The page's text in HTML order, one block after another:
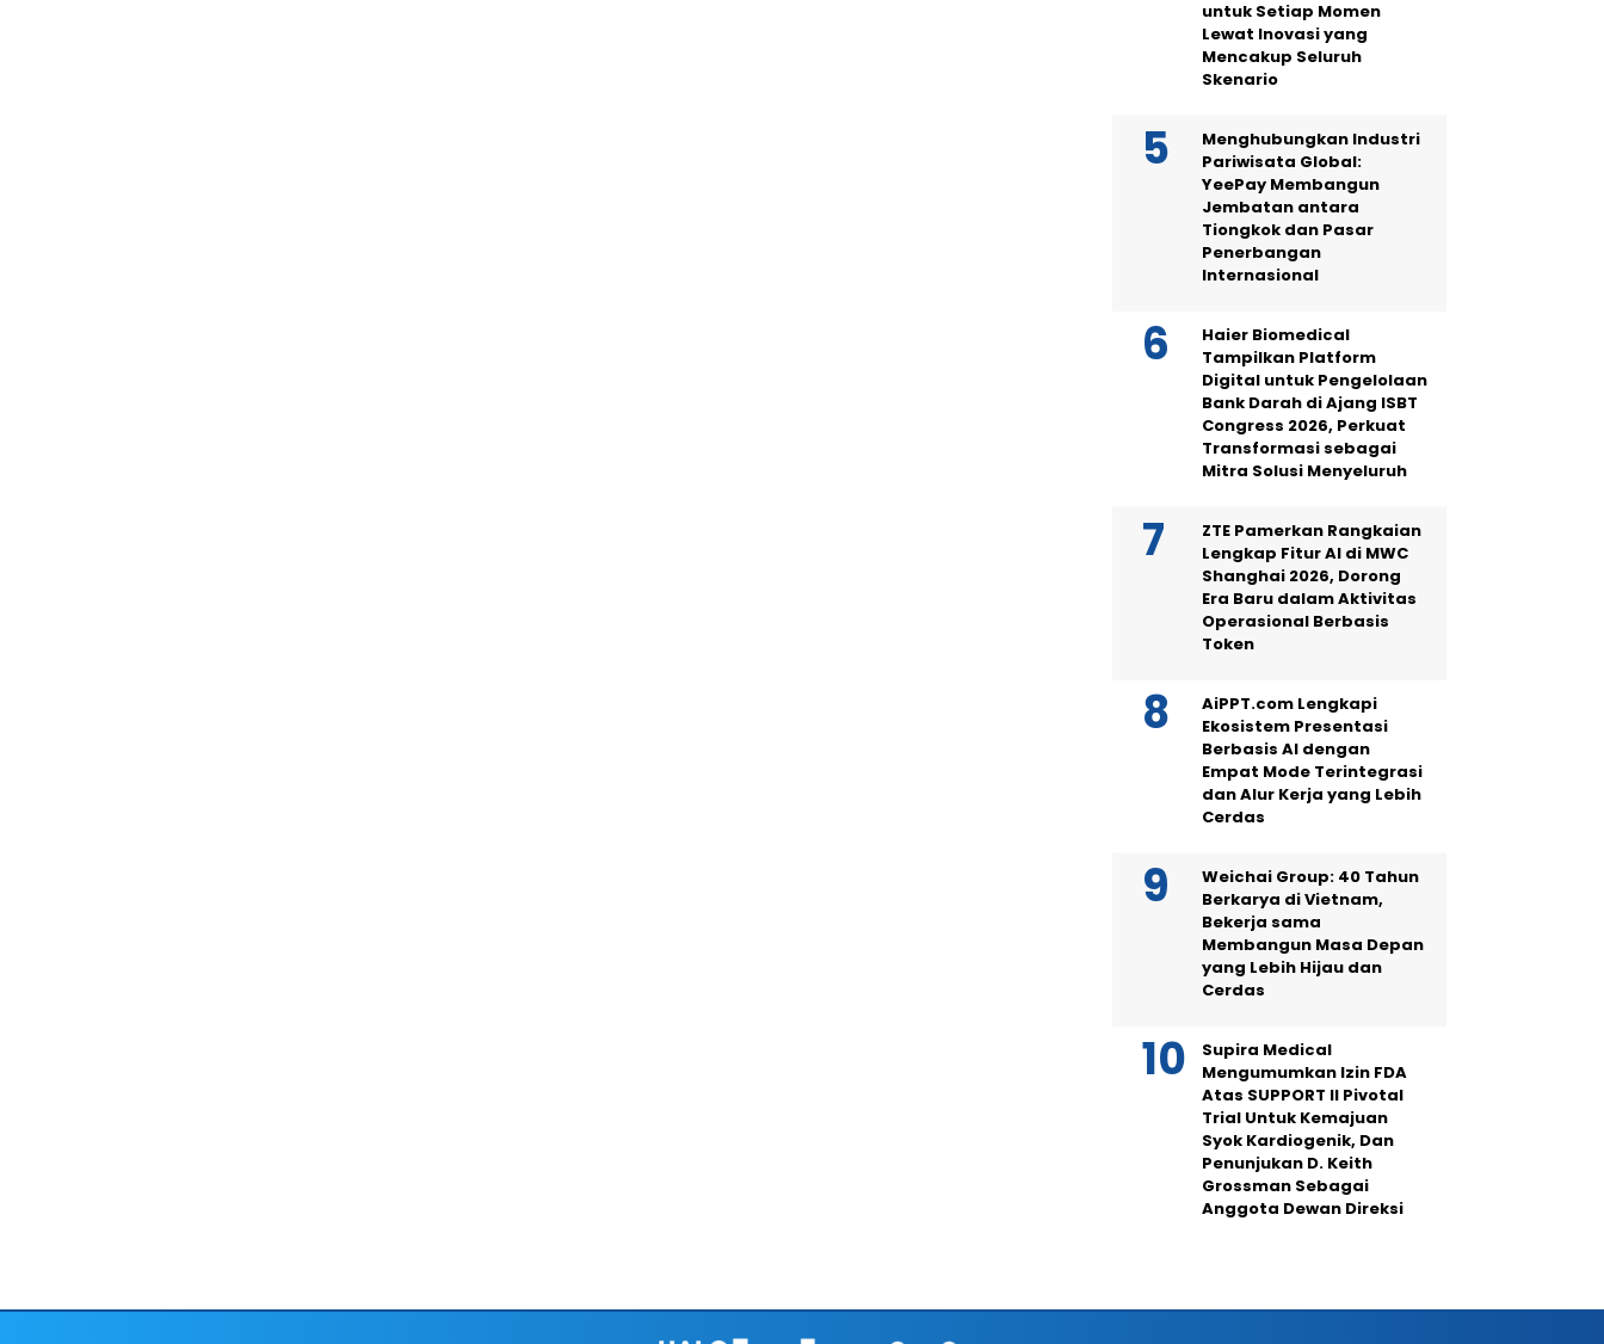
untuk Setiap Momen
Lewat Inovasi yang
Mencakup Seluruh
Skenario
Menghubungkan Industri
Pariwisata Global:
YeePay Membangun
Jembatan antara
Tiongkok dan Pasar
Penerbangan
Internasional
Haier Biomedical
Tampilkan Platform
Digital untuk Pengelolaan
Bank Darah di Ajang ISBT
Congress 2026, Perkuat
Transformasi sebagai
Mitra Solusi Menyeluruh
ZTE Pamerkan Rangkaian
Lengkap Fitur AI di MWC
Shanghai 2026, Dorong
Era Baru dalam Aktivitas
Operasional Berbasis
Token
AiPPT.com Lengkapi
Ekosistem Presentasi
Berbasis AI dengan
Empat Mode Terintegrasi
dan Alur Kerja yang Lebih
Cerdas
Weichai Group: 40 Tahun
Berkarya di Vietnam,
Bekerja sama
Membangun Masa Depan
yang Lebih Hijau dan
Cerdas
Supira Medical
Mengumumkan Izin FDA
Atas SUPPORT II Pivotal
Trial Untuk Kemajuan
Syok Kardiogenik, Dan
Penunjukan D. Keith
Grossman Sebagai
Anggota Dewan Direksi